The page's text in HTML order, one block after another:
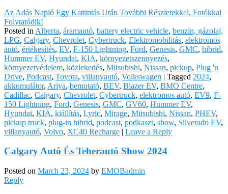
Az Adás Napló Egy Kattintás Után További Részletekkel, Fotókkal
Folytatódik!
Posted in Alberta, áramautó, battery electric vehicle, benzin, gázolaj,
LPG, Calgary, Chevrolet, Cybertruck, Elektromobilitás, elektromos
autó, értékesítés, EV, F-150 Lightning, Ford, Genesis, GMC, hibrid,
Hummer EV, Hyundai, KIA, környezetszennyezés,
környezetvédelem, közlekedés, Mitsubishi, Nissan, pickup, Plug 'n
Drive, Podcast, Toyota, villanyautó, Volkswagen | Tagged 2024,
akkumulátor, Ariya, bemutató, BEV, Blazer EV, BMO Centre,
Cadillac, Calgary, Chevrolet, Cybertruck, elektromos autó, EV9, F-
150 Lightning, Ford, Genesis, GMC, GV60, Hummer EV,
Hyundai, KIA, kiállítás, Lyric, Mirage, Mitsubishi, Nissan, PHEV,
pickup truck, plug-in hibrid, podcast, podkaszt, show, Silverado EV,
villanyautó, Volvo, XC40 Recharge | Leave a Reply
Calgary Autó És Teherautó Show 2024
Posted on March 23, 2024 by EMOBadmin
Reply